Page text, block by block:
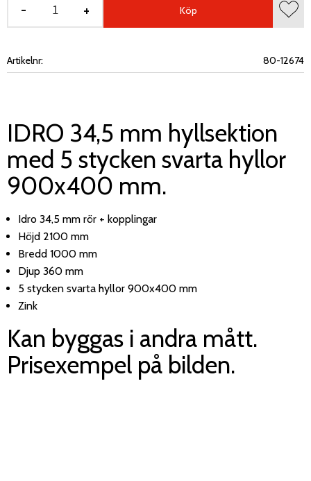
+
- Köp
Artikelnr 80-12674
IDRO 34,5 mm hyllsektion
med 5 stycken svarta hyllor
900x400 mm.
Idro 34,5 mm rör + kopplingar
Höjd 2100 mm
Bredd 1000 mm
Djup 360 mm
5 stycken svarta hyllor 900x400 mm
Zink
Kan byggas i andra mått.
Prisexempel på bilden.